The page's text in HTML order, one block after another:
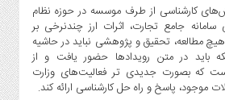
کارشناسی از طرف موسسه در حوزه نظام
سامانه جامع تجارت، اثرات ارز چندنرخی بر
مطالعه، تحقیق و پژوهشی نباید در حاشیه
باید در متن رویدادها حضور یافت و از
که بصورت جدیدی تر فعالیت‌های وزارت
پاسخ و راه حل کارشناسی ارائه کند.